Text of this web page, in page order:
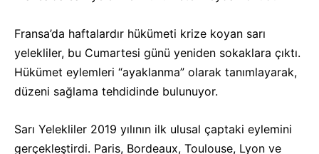
Fransa’da haftalardır hükümeti krize koyan sarı
yelekliler, bu Cumartesi günü yeniden sokaklara çıktı.
Hükümet eylemleri “ayaklanma” olarak tanımlayarak,
düzeni sağlama tehdidinde bulunuyor.
Sarı Yelekliler 2019 yılının ilk ulusal çaptaki eylemini
gerçekleştirdi. Paris, Bordeaux, Toulouse, Lyon ve